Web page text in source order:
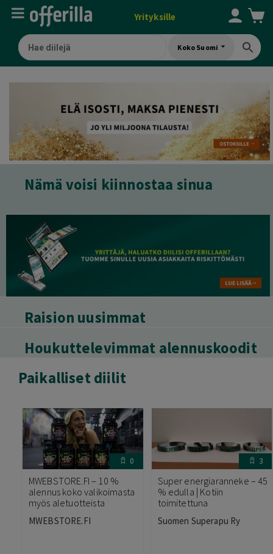
Yrityksille
Koko Suomi
Nämä voisi kiinnostaa sinua
Raision uusimmat
Houkuttelevimmat alennuskoodit
Paikalliset diilit
0
MWEBSTORE.FI – 10 %
alennus koko valikoimasta
myös aletuotteista
MWEBSTORE.FI
3
Super energiaranneke – 45
% edulla | Kotiin
toimitettuna
Suomen Superapu Ry